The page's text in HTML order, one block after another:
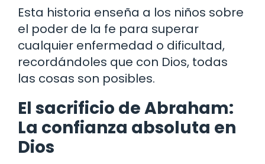
Esta historia enseña a los niños sobre
el poder de la fe para superar
cualquier enfermedad o dificultad,
recordándoles que con Dios, todas
las cosas son posibles.
El sacrificio de Abraham:
La confianza absoluta en
Dios